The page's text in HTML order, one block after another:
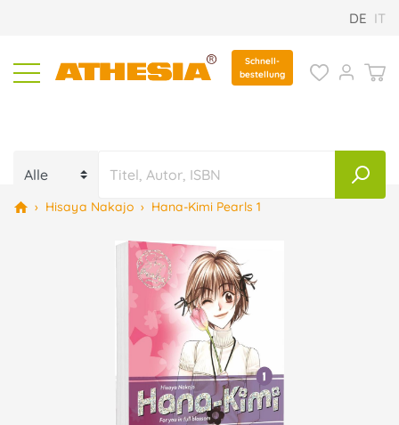
DE IT
Schnell-
bestellung
› Hisaya Nakajo › Hana-Kimi Pearls 1